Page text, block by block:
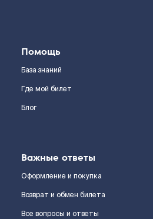
Помощь
База знаний
Где мой билет
Блог
Важные ответы
Оформление и покупка
Возврат и обмен билета
Все вопросы и ответы